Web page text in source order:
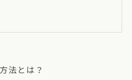
法とは？